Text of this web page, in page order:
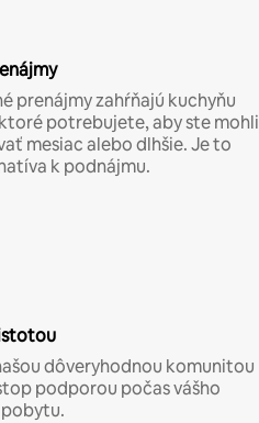
prenájmy zahŕňajú kuchyňu
potrebujete, aby ste mohli
mesiac alebo dlhšie. Je to
k podnájmu.
dôveryhodnou komunitou
podporou počas vášho